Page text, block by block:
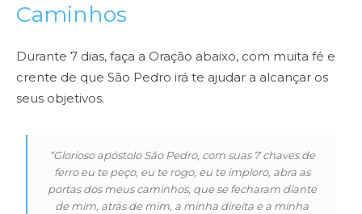
Caminhos
Durante 7 dias, faça a Oração abaixo, com muita fé e
crente de que São Pedro irá te ajudar a alcançar os
seus objetivos.
“Glorioso apóstolo São Pedro, com suas 7 chaves de
ferro eu te peço, eu te rogo, eu te imploro, abra as
portas dos meus caminhos, que se fecharam diante
de mim, atrás de mim, a minha direita e a minha